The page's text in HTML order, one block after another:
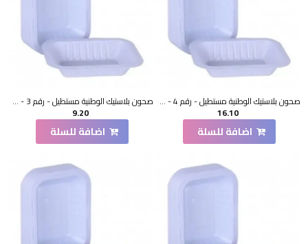
صحون بلاستيك الوطنية مستطيل - رقم 4 - 50 حبة
16.10
اضافة للسلة
صحون بلاستيك الوطنية مستطيل - رقم 3 - 50 حبة
9.20
اضافة للسلة